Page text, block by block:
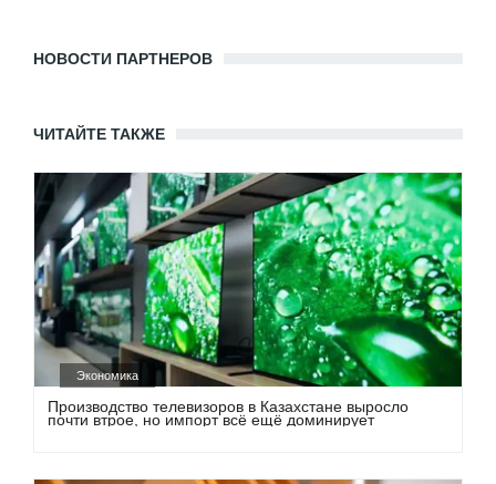
НОВОСТИ ПАРТНЕРОВ
ЧИТАЙТЕ ТАКЖЕ
Экономика
Производство телевизоров в Казахстане выросло
почти втрое, но импорт всё ещё доминирует